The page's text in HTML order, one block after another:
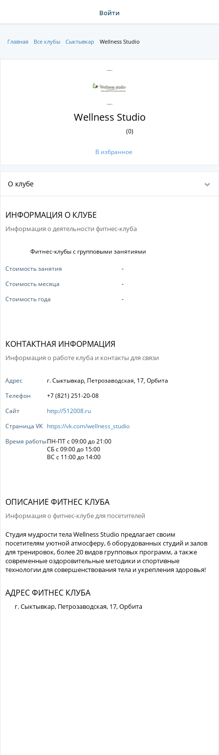
Войти
Главная Все клубы Сыктывкар Wellness Studio
Wellness Studio
(0)
В избранное
О клубе
ИНФОРМАЦИЯ О КЛУБЕ
Информация о деятельности фитнес-клуба
Фитнес-клубы с групповыми занятиями
Стоимость занятия
-
Стоимость месяца
-
Стоимость года
-
КОНТАКТНАЯ ИНФОРМАЦИЯ
Информация о работе клуба и контакты для связи
Адрес
г. Сыктывкар, Петрозаводская, 17, Орбита
Телефон
+7 (821) 251-20-08
Сайт
http://512008.ru
Страница VK https://vk.com/wellness_studio
Время работыПН-ПТ с 09:00 до 21:00
СБ с 09:00 до 15:00
ВС с 11:00 до 14:00
ОПИСАНИЕ ФИТНЕС КЛУБА
Информация о фитнес-клубе для посетителей
Студия мудрости тела Wellness Studio предлагает своим
посетителям уютной атмосферу, 6 оборудованных студий и залов
для тренировок, более 20 видов групповых программ, а также
современные оздоровительные методики и спортивные
технологии для совершенствования тела и укрепления здоровья!
АДРЕС ФИТНЕС КЛУБА
г. Сыктывкар, Петрозаводская, 17, Орбита